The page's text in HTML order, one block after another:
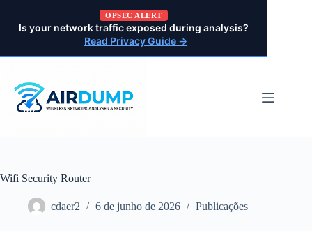
OPSEC ALERT
Is your network traffic exposed during analysis?
Read Privacy Guide →
Wifi Security Router
cdaer2 6 de junho de 2026 Publicações